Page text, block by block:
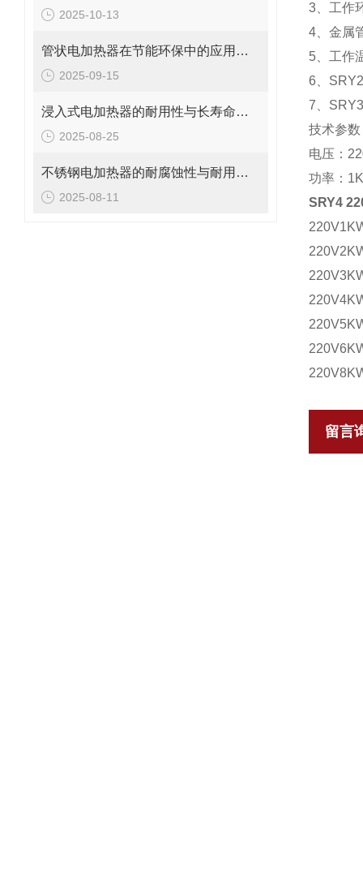
2025-10-13
管状电加热器在节能环保中的应用与优势说明
2025-09-15
浸入式电加热器的耐用性与长寿命保障说明
2025-08-25
不锈钢电加热器的耐腐蚀性与耐用性解析
2025-08-11
3、工作
4、金属
5、工作
6、
7、
技术参数
电压：
功率：
SRY4
留言